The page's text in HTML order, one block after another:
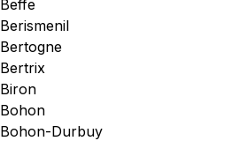
Beffe
Berismenil
Bertogne
Bertrix
Biron
Bohon
Bohon-Durbuy